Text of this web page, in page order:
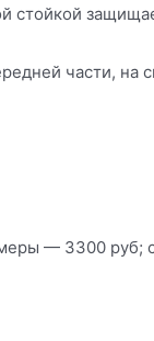
стойкой
части,
— 3300